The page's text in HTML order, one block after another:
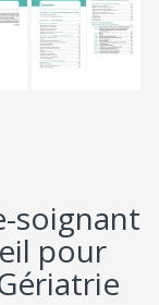
soignant
pour